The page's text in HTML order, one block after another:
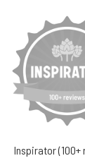
Inspirator (100+